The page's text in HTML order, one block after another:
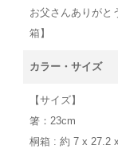
お父さんありが
箱】
カラー・サイズ
【サイズ】
箸：23cm
桐箱 : 約 7 x 27.2